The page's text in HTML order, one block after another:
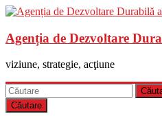
Agenția de Dezvoltare
viziune, strategie, acţiune